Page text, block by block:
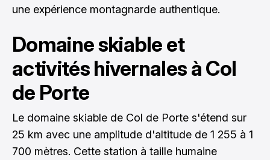
une expérience montagnarde authentique.
Domaine skiable et
activités hivernales à Col
de Porte
Le domaine skiable de Col de Porte s'étend sur
25 km avec une amplitude d'altitude de 1 255 à 1
700 mètres. Cette station à taille humaine